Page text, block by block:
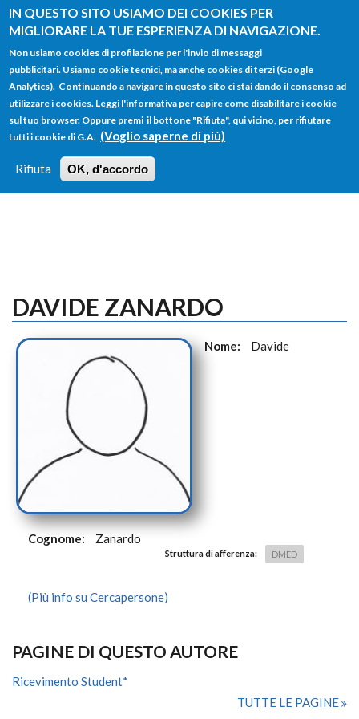
IN QUESTO SITO USIAMO DEI COOKIES PER
MIGLIORARE LA TUE ESPERIENZA DI NAVIGAZIONE.
Non usiamo cookies di profilazione per l'invio di messaggi
pubblicitari. Usiamo cookie tecnici, ma anche cookies di terzi (Google
Analytics). Continuando a navigare in questo sito ci stai dando il consenso ad
utilizzare i cookies. Leggi l'informativa per capire come disabilitare i cookie
sul tuo browser. Oppure premi il bottone "Rifiuta", qui vicino, per rifiutare
tutti i cookie di G.A. (Voglio saperne di più)
Rifiuta OK, d'accordo
Salta al contenuto principale
FORM
DI
RICERCA
Main menu
HOME TUTTI I PROFILI
LOGIN
DAVIDE ZANARDO
Nome: Davide
Cognome: Zanardo
Struttura di afferenza: DMED
(Più info su Cercapersone)
PAGINE DI QUESTO AUTORE
Ricevimento Student*
TUTTE LE PAGINE